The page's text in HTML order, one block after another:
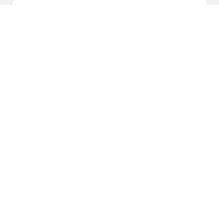
Skriv inn din e-postadresse